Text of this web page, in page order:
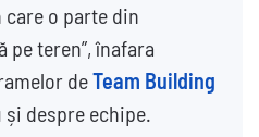
care o parte din
pe teren”, înafara
deTeam Building
despre echipe.